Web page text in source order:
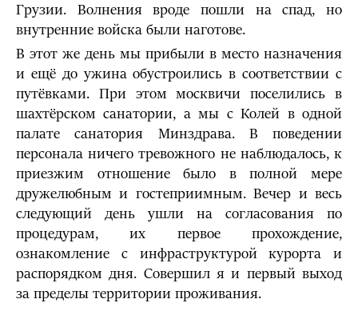
Грузии. Волнения вроде пошли на спад, но
внутренние войска были наготове.
В этот же день мы прибыли в место назначения
и ещё до ужина обустроились в соответствии с
путёвками. При этом москвичи поселились в
шахтёрском санатории, а мы с Колей в одной
палате санатория Минздрава. В поведении
персонала ничего тревожного не наблюдалось, к
приезжим отношение было в полной мере
дружелюбным и гостеприимным. Вечер и весь
следующий день ушли на согласования по
процедурам, их первое прохождение,
ознакомление с инфраструктурой курорта и
распорядком дня. Совершил я и первый выход
за пределы территории проживания.